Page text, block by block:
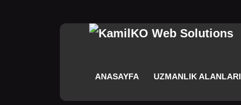
ANASAYFA UZMANLIK ALANLARI